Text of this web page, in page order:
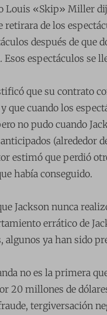
Louis «Skip» Miller
retirara de los
después de que
Esos espectáculos se
que su contrato
que cuando los
no pudo cuando
(alrededor
estimó que perdió
había conseguido.
Jackson nunca
errático de
algunos ya han sido
no es la primera
20 millones de
tergiversación